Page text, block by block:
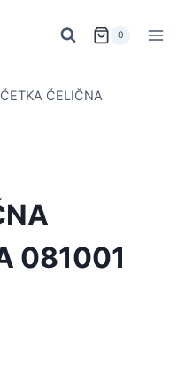
0
ČETKA ČELIČNA
081001